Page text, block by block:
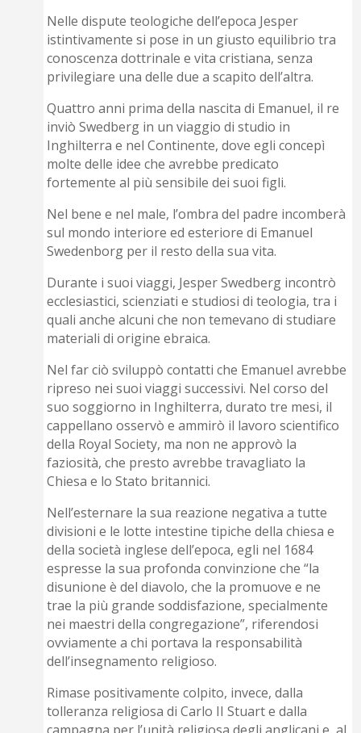
Nelle dispute teologiche dell’epoca Jesper
istintivamente si pose in un giusto equilibrio tra
conoscenza dottrinale e vita cristiana, senza
privilegiare una delle due a scapito dell’altra.
Quattro anni prima della nascita di Emanuel, il re
inviò Swedberg in un viaggio di studio in
Inghilterra e nel Continente, dove egli concepì
molte delle idee che avrebbe predicato
fortemente al più sensibile dei suoi figli.
Nel bene e nel male, l’ombra del padre incomberà
sul mondo interiore ed esteriore di Emanuel
Swedenborg per il resto della sua vita.
Durante i suoi viaggi, Jesper Swedberg incontrò
ecclesiastici, scienziati e studiosi di teologia, tra i
quali anche alcuni che non temevano di studiare
materiali di origine ebraica.
Nel far ciò sviluppò contatti che Emanuel avrebbe
ripreso nei suoi viaggi successivi. Nel corso del
suo soggiorno in Inghilterra, durato tre mesi, il
cappellano osservò e ammirò il lavoro scientifico
della Royal Society, ma non ne approvò la
faziosità, che presto avrebbe travagliato la
Chiesa e lo Stato britannici.
Nell’esternare la sua reazione negativa a tutte
divisioni e le lotte intestine tipiche della chiesa e
della società inglese dell’epoca, egli nel 1684
espresse la sua profonda convinzione che “la
disunione è del diavolo, che la promuove e ne
trae la più grande soddisfazione, specialmente
nei maestri della congregazione”, riferendosi
ovviamente a chi portava la responsabilità
dell’insegnamento religioso.
Rimase positivamente colpito, invece, dalla
tolleranza religiosa di Carlo II Stuart e dalla